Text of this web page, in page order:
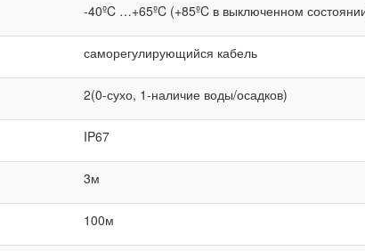
-40ºC …+65ºC (+85ºC в выключенном
саморегулирующийся кабель
2(0-сухо, 1-наличие воды/осадков)
IP67
3м
100м